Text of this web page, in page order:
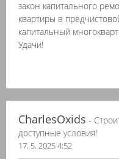
закон капитального
квартиры в
капитальный
Удачи!
CharlesOxids -
доступные условия!
17. 5. 2025 4:52